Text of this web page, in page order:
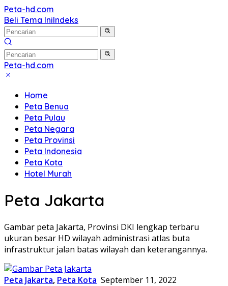
Langsung
ke
konten
Peta-hd.com
Kumpulan
Gambar
Peta
HD
Beli Tema IniIndeks
Peta-hd.com
Kumpulan
Peta
HD
Home
Peta Benua
Peta Pulau
Peta Negara
Peta Provinsi
Peta Indonesia
Peta Kota
Hotel Murah
Peta Jakarta
Gambar peta Jakarta, Provinsi DKI lengkap terbaru
ukuran besar HD wilayah administrasi atlas buta
infrastruktur jalan batas wilayah dan keterangannya.
Peta Jakarta, Peta Kota September 11, 2022